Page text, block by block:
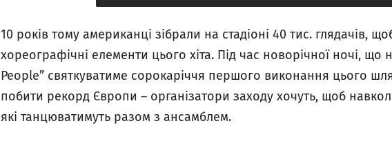
10 років тому американці зібрали на стадіоні 40 тис. глядачів,
хореографічні елементи цього хіта. Під час новорічної ночі, що
People” святкуватиме сорокаріччя першого виконання цього
побити рекорд Європи – організатори заходу хочуть, щоб
які танцюватимуть разом з ансамблем.